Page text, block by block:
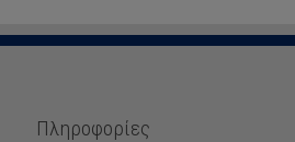
Πληροφορίες